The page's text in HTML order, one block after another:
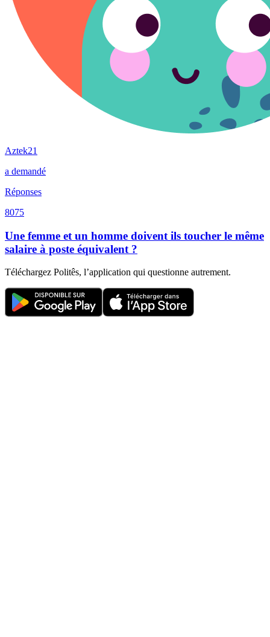
Aztek21
a demandé
Réponses
8075
Une femme et un homme doivent ils toucher le même
salaire à poste équivalent ?
Téléchargez Politês, l’application qui questionne autrement.